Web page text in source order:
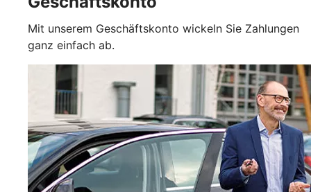
Mit unserem Geschäftskonto wickeln Sie Zahlungen
ganz einfach ab.